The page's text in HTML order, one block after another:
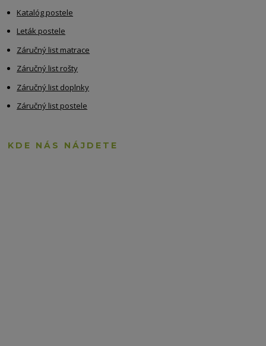
Katalóg postele
Leták postele
Záručný list matrace
Záručný list rošty
Záručný list doplnky
Záručný list postele
KDE NÁS NÁJDETE